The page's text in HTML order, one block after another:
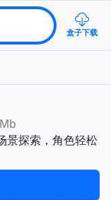
盒子下载
景探索，角色轻松